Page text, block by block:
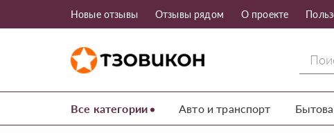
Новые отзывы Отзывы рядом О проекте
Все категории Авто и транспорт